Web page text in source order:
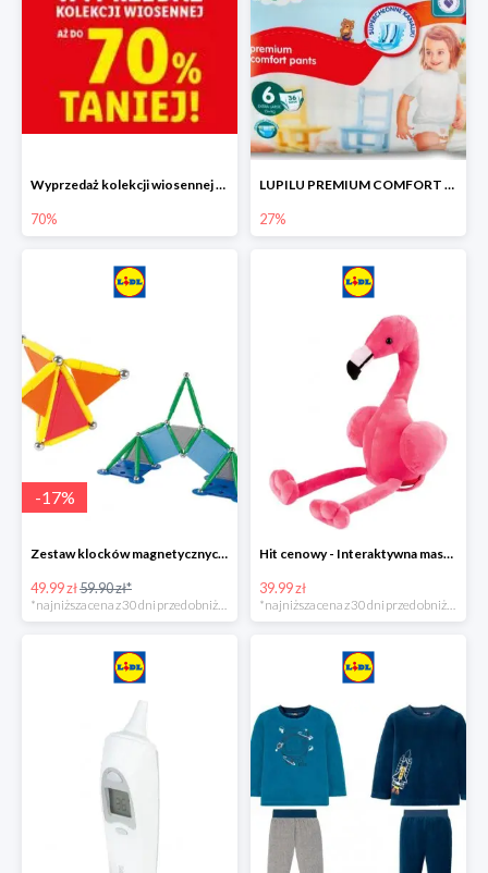
Wyprzedaż kolekcji wiosennej w Lidlu do -70%
70%
LUPILU PREMIUM COMFORT Pantsy, rozmiar 5 lub 6, gigapaka -27%
27%
-17%
Zestaw klocków magnetycznych -16%
49.99 zł59.90 zł*
*najniższa cena z 30 dni przed obniżką
Hit cenowy - Interaktywna maskotka z efektami dźwiękowymi
39.99 zł
*najniższa cena z 30 dni przed obniżką